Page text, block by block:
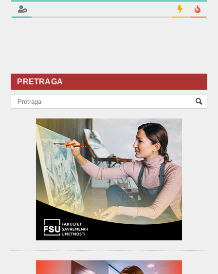
PRETRAGA